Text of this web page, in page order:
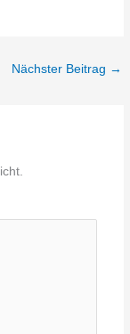
Nächster Beitrag →